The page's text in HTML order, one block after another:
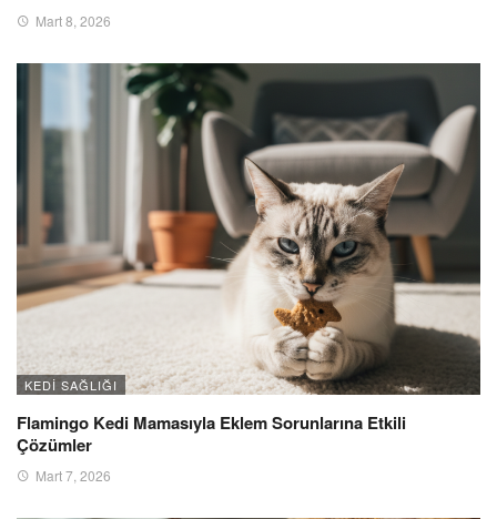
Mart 8, 2026
KEDI SAĞLIĞI
Flamingo Kedi Mamasıyla Eklem Sorunlarına Etkili
Çözümler
Mart 7, 2026